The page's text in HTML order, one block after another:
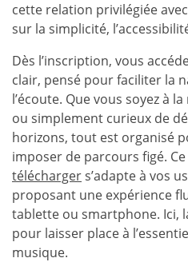
cette relation privilégiée
sur la simplicité,
Dès l’inscription, vous
clair, pensé pour faciliter la
l’écoute. Que vous soyez à
ou simplement curieux de
horizons, tout est organisé
imposer de parcours figé.
téléchargers’adapte à vos
proposant une expérience
tablette ou smartphone. Ici,
pour laisser place à
musique.